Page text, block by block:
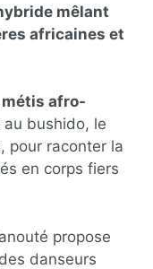
mêlant
africaines et
afro-
bushido, le
pour raconter la
en corps fiers
propose
danseurs